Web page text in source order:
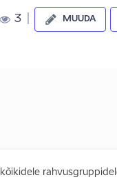
3 MUUDA
kõikidele